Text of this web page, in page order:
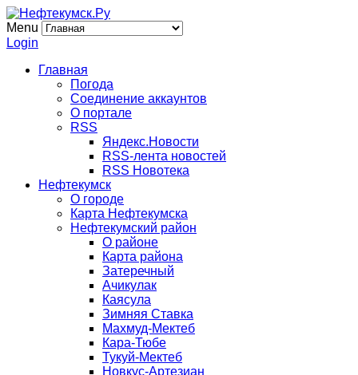
Menu
Login
Главная
Погода
Соединение аккаунтов
О портале
RSS
Яндекс.Новости
RSS-лента новостей
RSS Новотека
Нефтекумск
О городе
Карта Нефтекумска
Нефтекумский район
О районе
Карта района
Затеречный
Ачикулак
Каясула
Зимняя Ставка
Махмуд-Мектеб
Кара-Тюбе
Тукуй-Мектеб
Новкус-Артезиан